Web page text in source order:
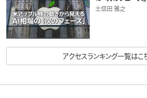
土信田 雅之
アクセスランキング一覧はこ